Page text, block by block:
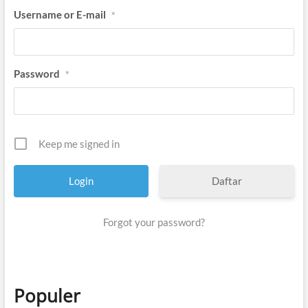
Username or E-mail *
Password *
Keep me signed in
Daftar
Forgot your password?
Populer